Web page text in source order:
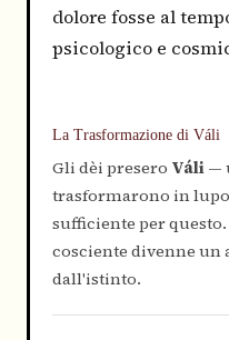
dolore fosse al
psicologico e
La Trasformazione di Váli
Gli dèi presero Váli —
trasformarono in
sufficiente per
cosciente divenne
dall'istinto.